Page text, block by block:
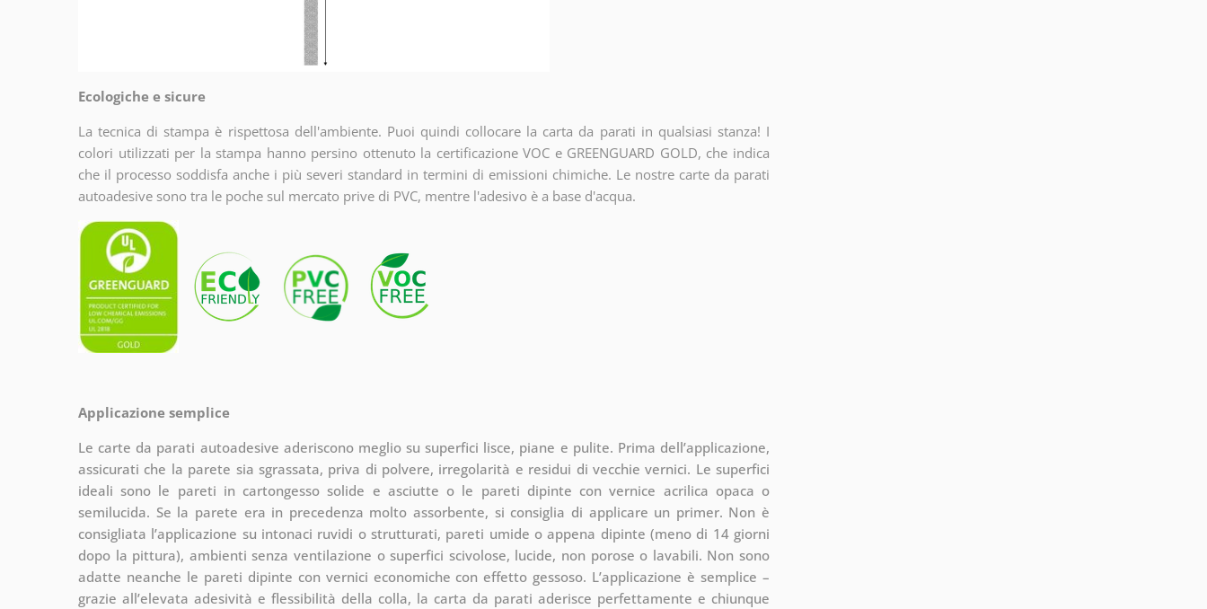
Ecologiche e sicure
La tecnica di stampa è rispettosa dell'ambiente. Puoi quindi collocare la carta da parati in qualsiasi stanza! I
colori utilizzati per la stampa hanno persino ottenuto la certificazione VOC e GREENGUARD GOLD, che indica
che il processo soddisfa anche i più severi standard in termini di emissioni chimiche. Le nostre carte da parati
autoadesive sono tra le poche sul mercato prive di PVC, mentre l'adesivo è a base d'acqua.
Applicazione semplice
Le carte da parati autoadesive aderiscono meglio su superfici lisce, piane e pulite. Prima dell’applicazione,
assicurati che la parete sia sgrassata, priva di polvere, irregolarità e residui di vecchie vernici. Le superfici
ideali sono le pareti in cartongesso solide e asciutte o le pareti dipinte con vernice acrilica opaca o
semilucida. Se la parete era in precedenza molto assorbente, si consiglia di applicare un primer. Non è
consigliata l’applicazione su intonaci ruvidi o strutturati, pareti umide o appena dipinte (meno di 14 giorni
dopo la pittura), ambienti senza ventilazione o superfici scivolose, lucide, non porose o lavabili. Non sono
adatte neanche le pareti dipinte con vernici economiche con effetto gessoso. L’applicazione è semplice –
grazie all’elevata adesività e flessibilità della colla, la carta da parati aderisce perfettamente e chiunque